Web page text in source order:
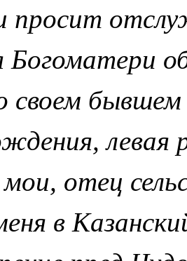
просит
Богоматери
своем
левая
отец
в